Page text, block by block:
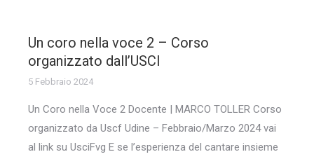
Un coro nella voce 2 – Corso
organizzato dall’USCI
5 Febbraio 2024
Un Coro nella Voce 2 Docente | MARCO TOLLER Corso
organizzato da Uscf Udine – Febbraio/Marzo 2024 vai
al link su UsciFvg E se l’esperienza del cantare insieme